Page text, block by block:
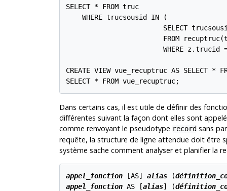
SELECT * FROM truc
    WHERE trucsousid IN (
SELECT
FROM
WHERE z.trucid
CREATE VIEW vue_recuptruc AS SELECT *
SELECT * FROM vue_recuptruc;
Dans certains cas, il est utile de définir des
différentes suivant la façon dont elles sont
comme renvoyant le pseudotype recordsans
requête, la structure de ligne attendue doit être
système sache comment analyser et planifier la
appel_fonction [AS] alias (
appel_fonction AS [alias] (